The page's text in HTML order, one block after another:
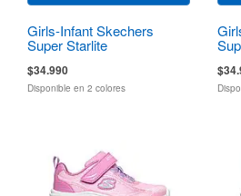
Girls-Infant Skechers
Super Starlite
$34.990
Disponible en 2 colores